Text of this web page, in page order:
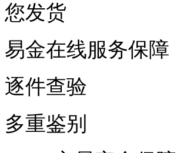
您发货
易金在线服务保障
逐件查验
多重鉴别